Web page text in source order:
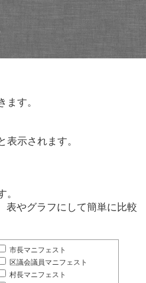
す。
示されます。
表やグラフにして簡単に比較
市長マニフェスト
区議会議員マニフェスト
村長マニフェスト